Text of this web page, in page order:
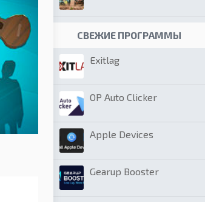
СВЕЖИЕ ПРОГРАММЫ
Exitlag
OP Auto Clicker
Apple Devices
Gearup Booster